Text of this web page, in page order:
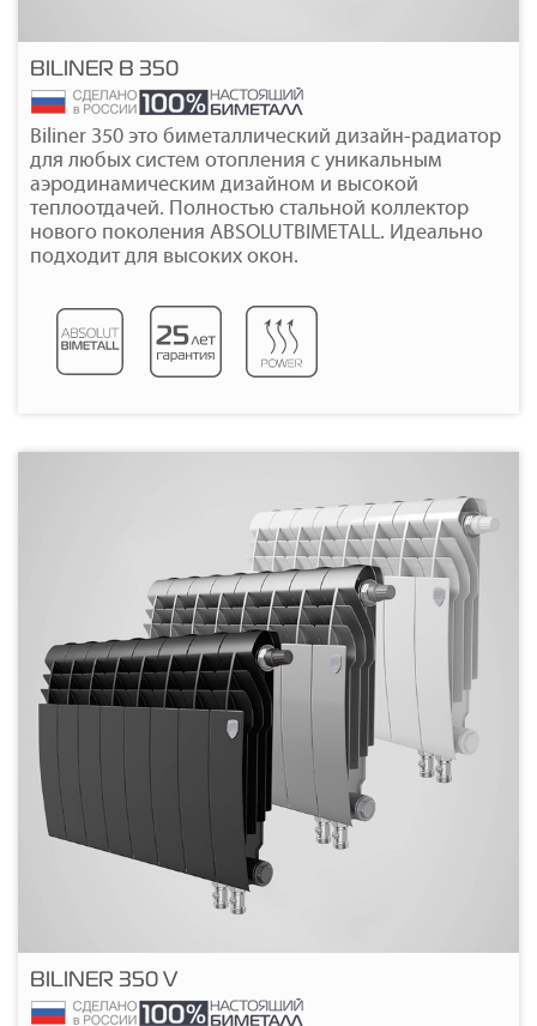
Подробнее
BILINER B 350
Biliner 350 это биметаллический дизайн-радиатор
для любых систем отопления с уникальным
аэродинамическим дизайном и высокой
теплоотдачей. Полностью стальной коллектор
нового поколения ABSOLUTBIMETALL. Идеально
подходит для высоких окон.
BILINER 350 V